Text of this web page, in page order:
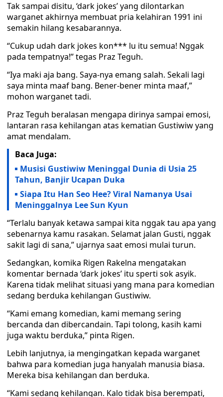
Tak sampai disitu, ‘dark jokes’ yang dilontarkan
warganet akhirnya membuat pria kelahiran 1991 ini
semakin hilang kesabarannya.
“Cukup udah dark jokes kon*** lu itu semua! Nggak
pada tempatnya!” tegas Praz Teguh.
“Iya maki aja bang. Saya-nya emang salah. Sekali lagi
saya minta maaf bang. Bener-bener minta maaf,”
mohon warganet tadi.
Praz Teguh beralasan mengapa dirinya sampai emosi,
lantaran rasa kehilangan atas kematian Gustiwiw yang
amat mendalam.
Baca Juga:
Musisi Gustiwiw Meninggal Dunia di Usia 25
Tahun, Banjir Ucapan Duka
Siapa Itu Han Seo Hee? Viral Namanya Usai
Meninggalnya Lee Sun Kyun
“Terlalu banyak ketawa sampai kita nggak tau apa yang
sebenarnya kamu rasakan. Selamat jalan Gusti, nggak
sakit lagi di sana,” ujarnya saat emosi mulai turun.
Sedangkan, komika Rigen Rakelna mengatakan
komentar bernada ‘dark jokes’ itu sperti sok asyik.
Karena tidak melihat situasi yang mana para komedian
sedang berduka kehilangan Gustiwiw.
“Kami emang komedian, kami memang sering
bercanda dan dibercandain. Tapi tolong, kasih kami
juga waktu berduka,” pinta Rigen.
Lebih lanjutnya, ia mengingatkan kepada warganet
bahwa para komedian juga hanyalah manusia biasa.
Mereka bisa kehilangan dan berduka.
“Kami sedang kehilangan. Kalo tidak bisa berempati,